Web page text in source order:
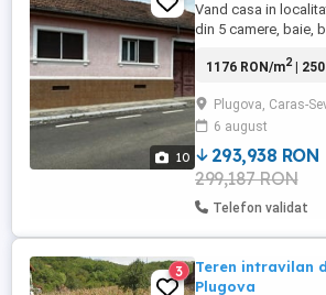
10
Vand casa in
din 5 camere, baie,
mare cu poarta
dependinte pentru
spatele casei
gaini, etc). Casa ...
1176 RON/m2|
Plugova, Caras-
6 august
293,938 RON
299,187 RON
Telefon validat
3
Teren intravilan
Plugova